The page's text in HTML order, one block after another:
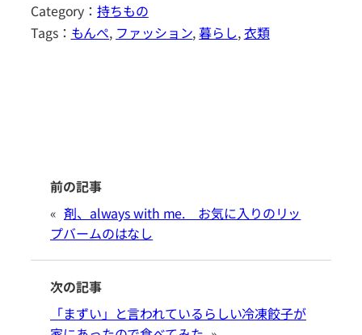
Category：持ちもの
Tags： もんぺ, ファッション, 暮らし, 衣類
前の記事
« 剤、always with me. お気に入りのリッ
プバームのはなし
次の記事
「まずい」と言われているらしい冷凍餃子が